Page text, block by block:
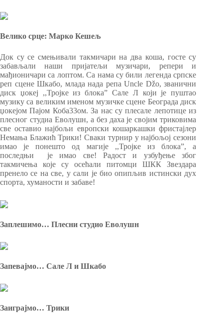
Велико срце: Марко Кешељ
Док су се смењивали такмичари на два коша, госте су
забављали наши пријатељи музичари, репери и
мађионичари са лоптом. Са нама су били легенда српске
реп сцене Шкабо, млада нада репа Uncle Džo, званични
диск џокеј ,,Тројке из блока” Сале Л који је пуштао
музику са великим именом музичке сцене Београда диск
џокејом Пајом Коба33ом. За нас су плесале лепотице из
плесног студиа Еволушн, а без даха је својим триковима
све оставио најбољи европски кошаркашки фристајлер
Немања Блажић Трики! Сваки турнир у најбољој сезони
имао је понешто од магије ,,Тројке из блока”, а
последњи је имао све! Радост и узбуђење због
такмичења које су осећали питомци ШКК Звездара
пренело се на све, у сали је био опипљив истински дух
спорта, хуманости и забаве!
Заплешимо… Плесни студио Еволушн
Запевајмо… Сале Л и Шкабо
Заиграјмо… Трики